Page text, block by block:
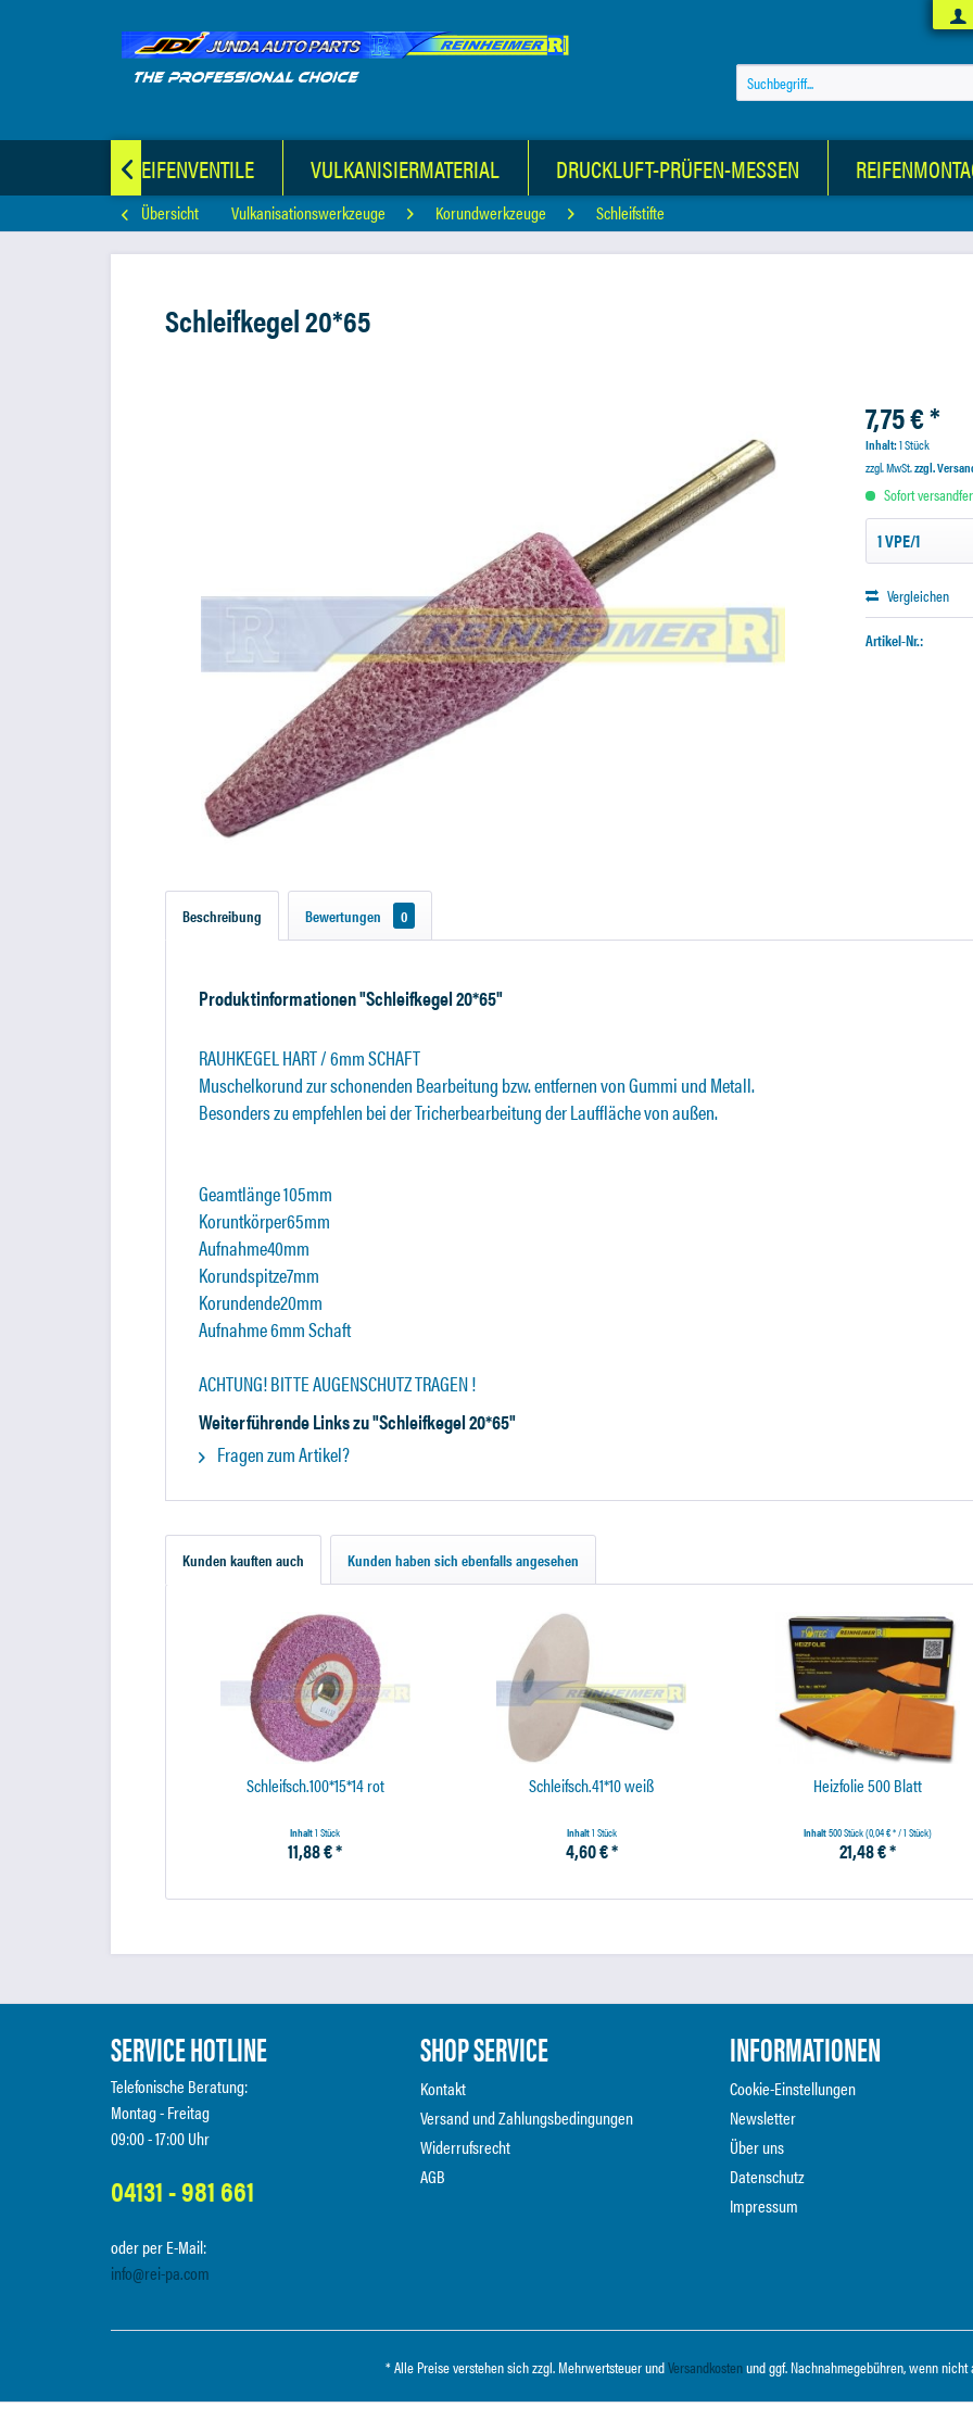
KFZ-LUFTREIFENVENTILE VULKANISIERMATERIAL DRUCKLUFT-PRÜFEN-MESSEN

Übersicht Vulkanisationswerkzeuge Korundwerkzeuge Schleifstifte
Schleifkegel 20*65
7,75 € *
Inhalt:1 Stück
zzgl. MwSt.zzgl.
Sofort
Vergleichen
Artikel-Nr.:
Beschreibung Bewertungen 0
Produktinformationen "Schleifkegel 20*65"
RAUHKEGEL HART / 6mm SCHAFT
Muschelkorund zur schonenden Bearbeitung bzw. entfernen von Gummi und Metall.
Besonders zu empfehlen bei der Tricherbearbeitung der Lauffläche von außen.
Geamtlänge 105mm
Koruntkörper65mm
Aufnahme40mm
Korundspitze7mm
Korundende20mm
Aufnahme 6mm Schaft
ACHTUNG! BITTE AUGENSCHUTZ TRAGEN !
Weiterführende Links zu "Schleifkegel 20*65"
Fragen zum Artikel?
Kunden kauften auch Kunden haben sich ebenfalls angesehen
Schleifsch.100*15*14 rot
Inhalt1 Stück
11,88 € *
Schleifsch.41*10 weiß
Inhalt1 Stück
4,60 € *
Heizfolie 500 Blatt
Inhalt500 Stück(0,04 € * / 1 Stück)
21,48 € *
SERVICE HOTLINE
Telefonische Beratung:
Montag - Freitag
09:00 - 17:00 Uhr
04131 - 981 661
oder per E-Mail:
info@rei-pa.com
SHOP SERVICE
Kontakt
Versand und Zahlungsbedingungen
Widerrufsrecht
AGB
INFORMATIONEN
Cookie-Einstellungen
Newsletter
Über uns
Datenschutz
Impressum
* Alle Preise verstehen sich zzgl. Mehrwertsteuer undVersandkostenund ggf. Nachnahmegebühren, wenn nicht